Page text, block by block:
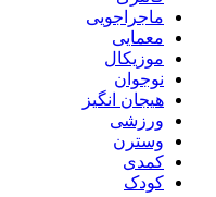
ماجراجویی
معمایی
موزیکال
نوجوان
هیجان انگیز
ورزشی
وسترن
کمدی
کودک